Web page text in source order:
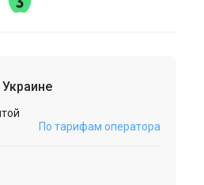
По тарифам оператора